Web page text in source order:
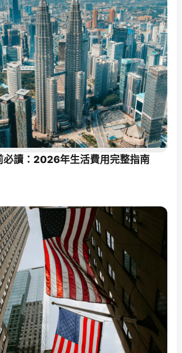
必讀：2026年生活費用完整指南